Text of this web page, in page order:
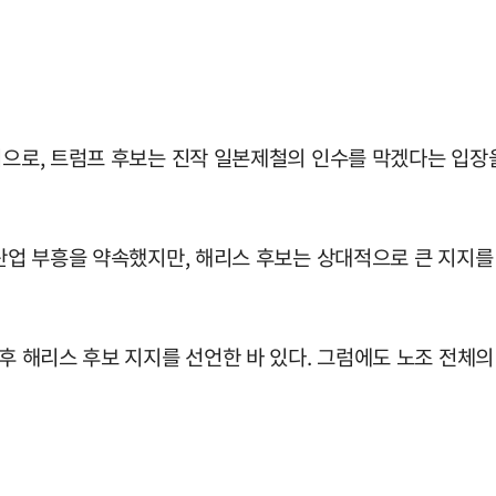
, 트럼프 후보는 진작 일본제철의 인수를 막겠다는 입
부흥을 약속했지만, 해리스 후보는 상대적으로 큰 지지
해리스 후보 지지를 선언한 바 있다. 그럼에도 노조 전체